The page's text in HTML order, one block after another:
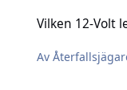
Vilken 12-Volt
Av